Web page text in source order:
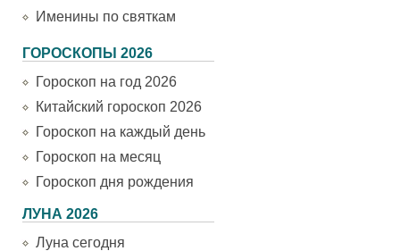
Именины по святкам
ГОРОСКОПЫ 2026
Гороскоп на год 2026
Китайский гороскоп 2026
Гороскоп на каждый день
Гороскоп на месяц
Гороскоп дня рождения
ЛУНА 2026
Луна сегодня